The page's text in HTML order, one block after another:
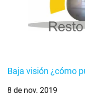
Baja visión ¿cómo
8 de nov. 2019